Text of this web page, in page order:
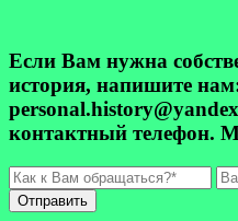
Если Вам нужна
история, напишите
контактный телефон.
Отправить